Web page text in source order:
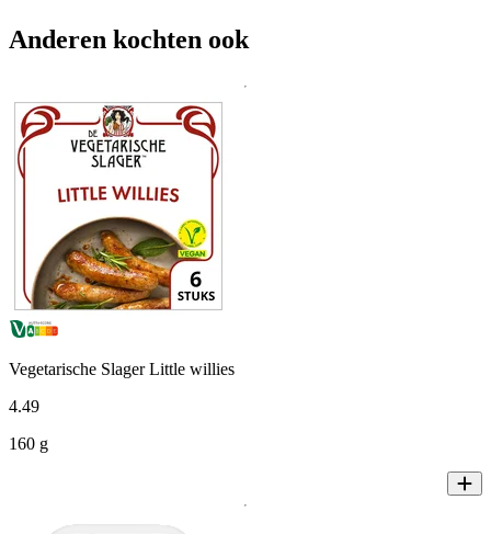
Anderen kochten ook
Vegetarische Slager Little willies
4.49
160 g